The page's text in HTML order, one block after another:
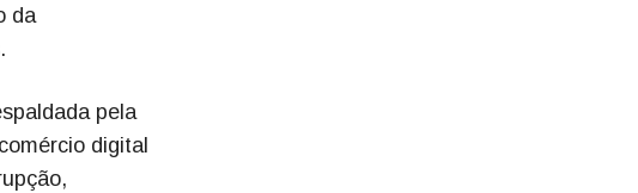
da
pela
digital